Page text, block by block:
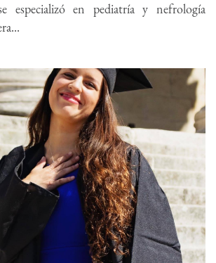
especializó en pediatría y nefrología